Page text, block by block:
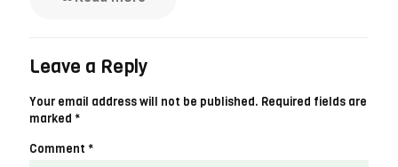
Leave a Reply
Your email address will not be published. Required fields are
marked *
Comment *